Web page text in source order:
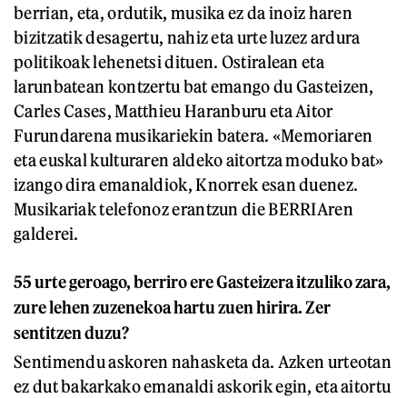
berrian, eta, ordutik, musika ez da inoiz haren
bizitzatik desagertu, nahiz eta urte luzez ardura
politikoak lehenetsi dituen. Ostiralean eta
larunbatean kontzertu bat emango du Gasteizen,
Carles Cases, Matthieu Haranburu eta Aitor
Furundarena musikariekin batera. «Memoriaren
eta euskal kulturaren aldeko aitortza moduko bat»
izango dira emanaldiok, Knorrek esan duenez.
Musikariak telefonoz erantzun die BERRIAren
galderei.
55 urte geroago, berriro ere Gasteizera itzuliko zara,
zure lehen zuzenekoa hartu zuen hirira. Zer
sentitzen duzu?
Sentimendu askoren nahasketa da. Azken urteotan
ez dut bakarkako emanaldi askorik egin, eta aitortu